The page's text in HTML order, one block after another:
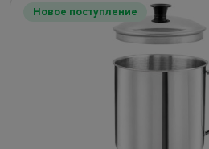
Новое поступление